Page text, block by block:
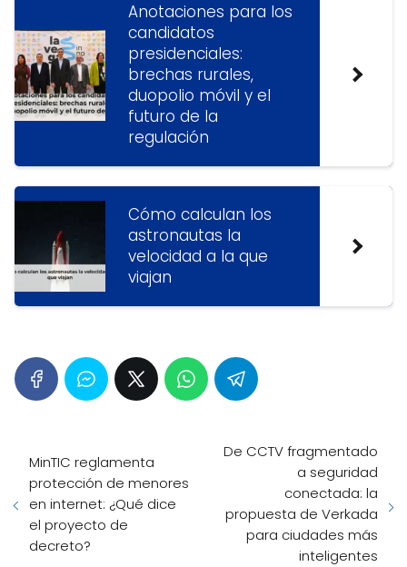
Anotaciones para los
candidatos
presidenciales:
brechas rurales,
duopolio móvil y el
futuro de la
regulación
Cómo calculan los
astronautas la
velocidad a la que
viajan
MinTIC reglamenta
protección de menores
en internet: ¿Qué dice
el proyecto de
decreto?
De CCTV fragmentado
a seguridad
conectada: la
propuesta de Verkada
para ciudades más
inteligentes